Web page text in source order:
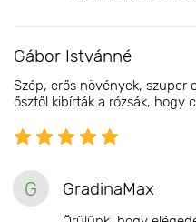
Gábor Istvánné
Szép, erős növények, szuper
ősztől kibírták a rózsák, hogy
G GradinaMax